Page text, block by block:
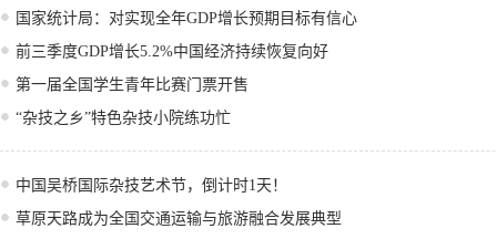
国家统计局：对实现全年GDP增长预期目标有信心
前三季度GDP增长5.2%中国经济持续恢复向好
第一届全国学生青年比赛门票开售
“杂技之乡”特色杂技小院练功忙
中国吴桥国际杂技艺术节，倒计时1天！
草原天路成为全国交通运输与旅游融合发展典型